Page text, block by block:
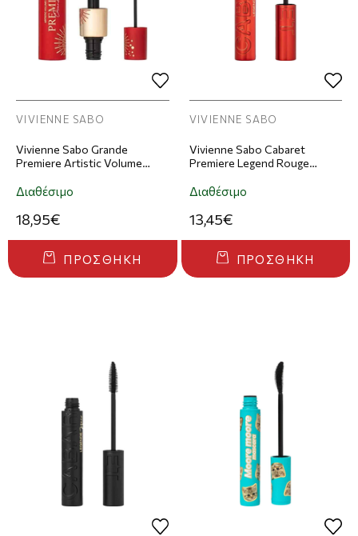
VIVIENNE SABO
Vivienne Sabo Grande
Premiere Artistic Volume
Διαθέσιμο
18,95€
ΠΡΟΣΘΉΚΗ
VIVIENNE SABO
Vivienne Sabo Cabaret
Premiere Legend Rouge
Διαθέσιμο
13,45€
ΠΡΟΣΘΉΚΗ